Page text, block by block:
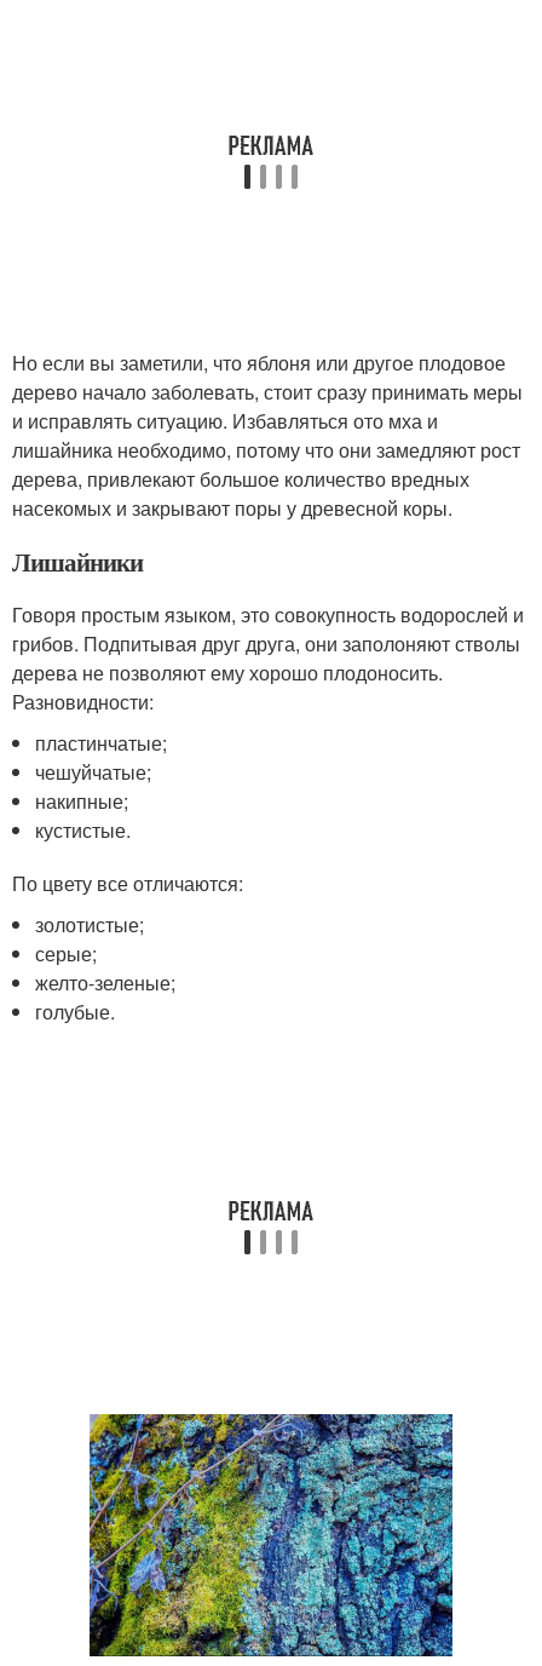
Но если вы заметили, что яблоня или другое плодовое
дерево начало заболевать, стоит сразу принимать меры
и исправлять ситуацию. Избавляться ото мха и
лишайника необходимо, потому что они замедляют рост
дерева, привлекают большое количество вредных
насекомых и закрывают поры у древесной коры.
Лишайники
Говоря простым языком, это совокупность водорослей и
грибов. Подпитывая друг друга, они заполоняют стволы
дерева не позволяют ему хорошо плодоносить.
Разновидности:
пластинчатые;
чешуйчатые;
накипные;
кустистые.
По цвету все отличаются:
золотистые;
серые;
желто-зеленые;
голубые.